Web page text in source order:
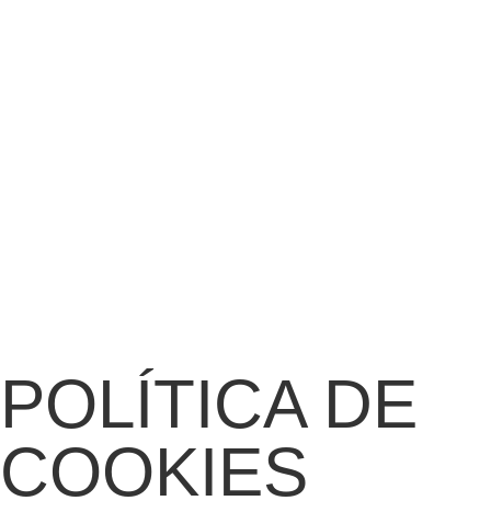
POLÍ­TICA DE
COOKIES